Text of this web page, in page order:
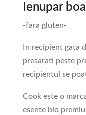
Ienupar
-fara gluten-
In recipient gata
presarati peste
recipientul se
Cook este o
esente bio